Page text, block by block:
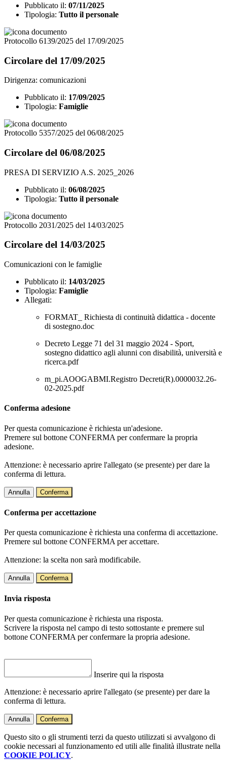
Pubblicato il: 07/11/2025
Tipologia: Tutto il personale
Protocollo 6139/2025 del 17/09/2025
Circolare del 17/09/2025
Dirigenza: comunicazioni
Pubblicato il: 17/09/2025
Tipologia: Famiglie
Protocollo 5357/2025 del 06/08/2025
Circolare del 06/08/2025
PRESA DI SERVIZIO A.S. 2025_2026
Pubblicato il: 06/08/2025
Tipologia: Tutto il personale
Protocollo 2031/2025 del 14/03/2025
Circolare del 14/03/2025
Comunicazioni con le famiglie
Pubblicato il: 14/03/2025
Tipologia: Famiglie
Allegati:
FORMAT_ Richiesta di continuità didattica - docente
di sostegno.doc
Decreto Legge 71 del 31 maggio 2024 - Sport,
sostegno didattico agli alunni con disabilità, università e
ricerca.pdf
m_pi.AOOGABMI.Registro Decreti(R).0000032.26-
02-2025.pdf
Conferma adesione
Per questa comunicazione è richiesta un'adesione.
Premere sul bottone CONFERMA per confermare la propria
adesione.
Attenzione: è necessario aprire l'allegato (se presente) per dare la
conferma di lettura.
Annulla Conferma
Conferma per accettazione
Per questa comunicazione è richiesta una conferma di accettazione.
Premere sul bottone CONFERMA per accettare.
Attenzione: la scelta non sarà modificabile.
Annulla Conferma
Invia risposta
Per questa comunicazione è richiesta una risposta.
Scrivere la risposta nel campo di testo sottostante e premere sul
bottone CONFERMA per confermare la propria adesione.
Inserire qui la risposta
Attenzione: è necessario aprire l'allegato (se presente) per dare la
conferma di lettura.
Annulla Conferma
Questo sito o gli strumenti terzi da questo utilizzati si avvalgono di
cookie necessari al funzionamento ed utili alle finalità illustrate nella
COOKIE POLICY.